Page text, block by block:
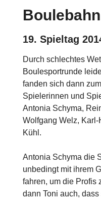
Boulebahn
19. Spieltag
Durch schlechtes
Boulesportrunde
fanden sich dann
Spielerinnen und
Antonia Schyma,
Wolfgang Welz,
Kühl.
Antonia Schyma die
unbedingt mit ihrem
fahren, um die Profis
dann Toni auch,